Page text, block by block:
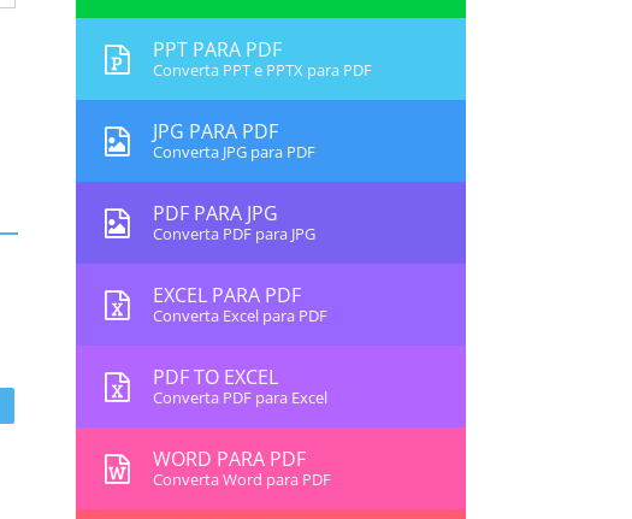
PPT PARA PDF
Converta PPT e PPTX para PDF
JPG PARA PDF
Converta JPG para PDF
PDF PARA JPG
Converta PDF para JPG
EXCEL PARA PDF
Converta Excel para PDF
PDF TO EXCEL
Converta PDF para Excel
WORD PARA PDF
Converta Word para PDF